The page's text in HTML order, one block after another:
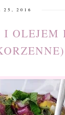
25, 2016
OLEJEM